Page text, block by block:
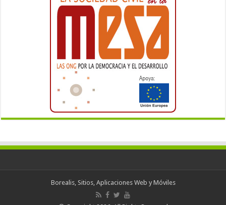
Borealis, Sitios, Aplicaciones Web y Móviles